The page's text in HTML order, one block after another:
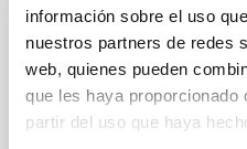
información sobre el uso
nuestros partners de redes
web, quienes pueden
que les haya proporcionado
partir del uso que haya
SIN ÁRBITRO
The impact of
Habitable Worlds
While the influence of